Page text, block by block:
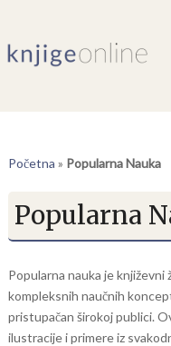
Početna » Popularna Nauka
Popularna
Popularna nauka je književni
kompleksnih naučnih
pristupačan širokoj publici.
ilustracije i primere iz